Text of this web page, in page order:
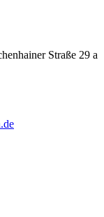
Straße 29 a